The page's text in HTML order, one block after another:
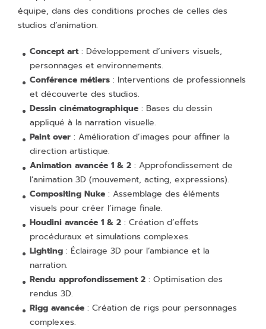
équipe, dans des conditions proches de celles des
studios d’animation.
Concept art: Développement d’univers visuels,
personnages et environnements.
Conférence métiers : Interventions de professionnels
et découverte des studios.
Dessin cinématographique : Bases du dessin
appliqué à la narration visuelle.
Paint over : Amélioration d’images pour affiner la
direction artistique.
Animation avancée 1 & 2 : Approfondissement de
l’animation 3D (mouvement, acting, expressions).
Compositing Nuke : Assemblage des éléments
visuels pour créer l’image finale.
Houdini avancée 1 & 2 : Création d’effets
procéduraux et simulations complexes.
Lighting : Éclairage 3D pour l’ambiance et la
narration.
Rendu approfondissement 2 : Optimisation des
rendus 3D.
Rigg avancée : Création de rigs pour personnages
complexes.